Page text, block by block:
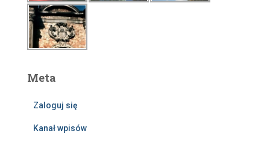
Meta
Zaloguj się
Kanał wpisów